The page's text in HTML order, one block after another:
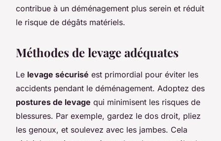
contribue à un déménagement plus serein et réduit
le risque de dégâts matériels.
Méthodes de levage adéquates
Le levage sécurisé est primordial pour éviter les
accidents pendant le déménagement. Adoptez des
postures de levage qui minimisent les risques de
blessures. Par exemple, gardez le dos droit, pliez
les genoux, et soulevez avec les jambes. Cela